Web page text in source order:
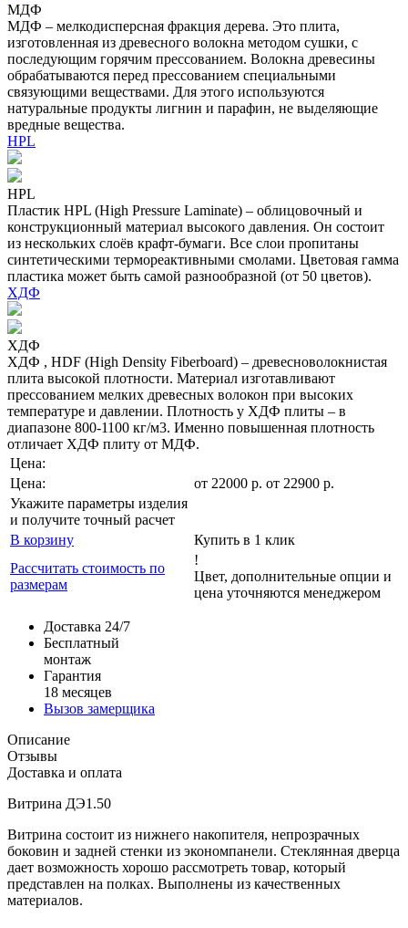
МДФ
МДФ – мелкодисперсная фракция дерева. Это плита,
изготовленная из древесного волокна методом сушки, с
последующим горячим прессованием. Волокна древесины
обрабатываются перед прессованием специальными
связующими веществами. Для этого используются
натуральные продукты лигнин и парафин, не выделяющие
вредные вещества.
HPL
HPL
Пластик HPL (High Pressure Laminate) – облицовочный и
конструкционный материал высокого давления. Он состоит
из нескольких слоёв крафт-бумаги. Все слои пропитаны
синтетическими термореактивными смолами. Цветовая гамма
пластика может быть самой разнообразной (от 50 цветов).
ХДФ
ХДФ
ХДФ , HDF (High Density Fiberboard) – древесноволокнистая
плита высокой плотности. Материал изготавливают
прессованием мелких древесных волокон при высоких
температуре и давлении. Плотность у ХДФ плиты – в
диапазоне 800-1100 кг/м3. Именно повышенная плотность
отличает ХДФ плиту от МДФ.
Цена:
Цена:
от 22000 р. от 22900 р.
Укажите параметры изделия
и получите точный расчет
В корзину
Купить в 1 клик
Рассчитать стоимость по
размерам
!
Цвет, дополнительные опции и
цена уточняются менеджером
Доставка 24/7
Бесплатный
монтаж
Гарантия
18 месяцев
Вызов замерщика
Описание
Отзывы
Доставка и оплата
Витрина ДЭ1.50
Витрина состоит из нижнего накопителя, непрозрачных
боковин и задней стенки из экономпанели. Стеклянная дверца
дает возможность хорошо рассмотреть товар, который
представлен на полках. Выполнены из качественных
материалов.